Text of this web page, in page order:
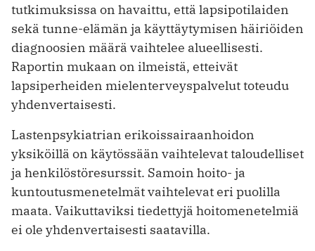
tutkimuksissa on havaittu, että lapsipotilaiden
sekä tunne-elämän ja käyttäytymisen häiriöiden
diagnoosien määrä vaihtelee alueellisesti.
Raportin mukaan on ilmeistä, etteivät
lapsiperheiden mielenterveyspalvelut toteudu
yhdenvertaisesti.
Lastenpsykiatrian erikoissairaanhoidon
yksiköillä on käytössään vaihtelevat taloudelliset
ja henkilöstöresurssit. Samoin hoito- ja
kuntoutusmenetelmät vaihtelevat eri puolilla
maata. Vaikuttaviksi tiedettyjä hoitomenetelmiä
ei ole yhdenvertaisesti saatavilla.